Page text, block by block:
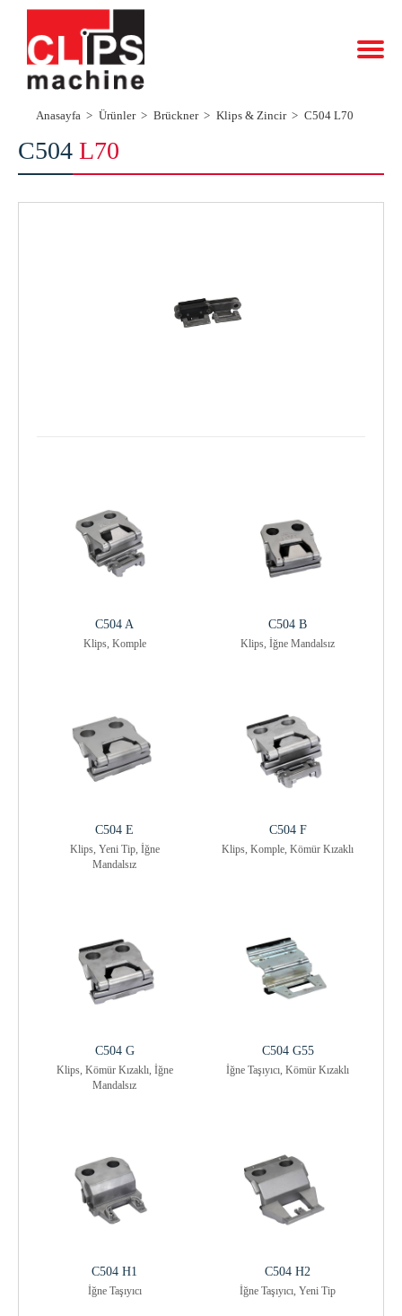
Anasayfa Ürünler Brückner Klips & Zincir C504 L70
C504 L70
C504 A
Klips, Komple
C504 B
Klips, İğne Mandalsız
C504 E
Klips, Yeni Tip, İğne
Mandalsız
C504 F
Klips, Komple, Kömür Kızaklı
C504 G
Klips, Kömür Kızaklı, İğne
Mandalsız
C504 G55
İğne Taşıyıcı, Kömür Kızaklı
C504 H1
İğne Taşıyıcı
C504 H2
İğne Taşıyıcı, Yeni Tip